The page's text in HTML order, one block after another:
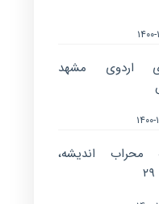
۱۲-۱۱
اردوی مشهد
۱۱-۱۵
محراب اندیشه،